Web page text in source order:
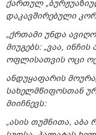
ქართულ
დაკავშირებული
„ქრთამი უნდა
მიუგებს: „ვაა,
ოფლისათვის ოცი
ანდუყაფარის
სახელმწიფოსთან
მიიჩნევს:
„ასის თუმნითა, აბა